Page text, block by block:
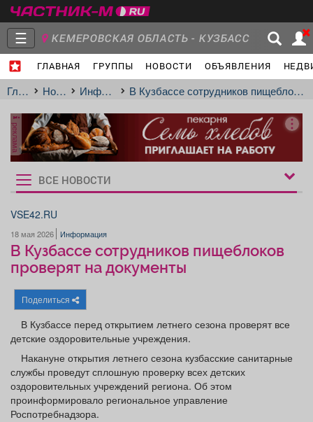
☰ КЕМЕРОВСКАЯ ОБЛАСТЬ - КУЗБАСС
ГЛАВНАЯ ГРУППЫ НОВОСТИ ОБЪЯВЛЕНИЯ
Главная
Группы
Объявления Недвижимость Услуги
Работа Компании
Афиша Обучение Проекты
Товары Поздравления Погода
Главная Новости Информация В Кузбассе сотрудников пищеблоков проверят на документы
реклама
Рукбрики
новостей
ВСЕ НОВОСТИ
VSE42.RU
18 мая 2026 Информация
В Кузбассе сотрудников пищеблоков
проверят на документы
Поделиться
В Кузбассе перед открытием летнего сезона проверят все
детские оздоровительные учреждения.
Накануне открытия летнего сезона кузбасские санитарные
службы проведут сплошную проверку всех детских
оздоровительных учреждений региона. Об этом
проинформировало региональное управление
Роспотребнадзора.